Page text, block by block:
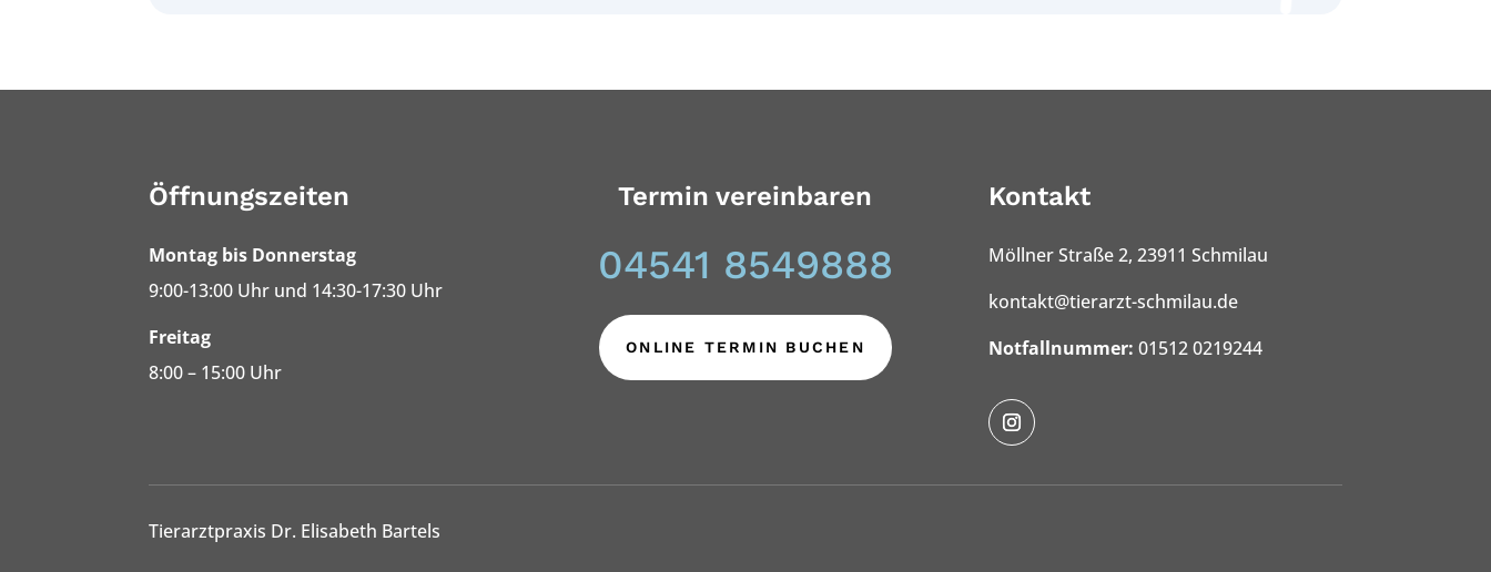
Öffnungszeiten
Montag bis Donnerstag
9:00-13:00 Uhr und 14:30-17:30 Uhr
Freitag
8:00 – 15:00 Uhr
Termin vereinbaren
04541 8549888
ONLINE TERMIN BUCHEN
Kontakt
Möllner Straße 2, 23911 Schmilau
kontakt@tierarzt-schmilau.de
Notfallnummer: 01512 0219244
Tierarztpraxis Dr. Elisabeth Bartels